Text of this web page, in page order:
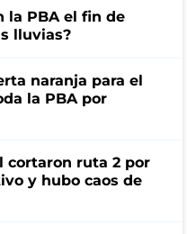
la PBA el fin de
lluvias?
naranja para el
la PBA por
cortaron ruta 2 por
y hubo caos de